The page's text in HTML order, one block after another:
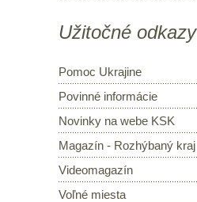
Užitočné odkazy
Pomoc Ukrajine
Povinné informácie
Novinky na webe KSK
Magazín - Rozhýbaný kraj
Videomagazín
Voľné miesta